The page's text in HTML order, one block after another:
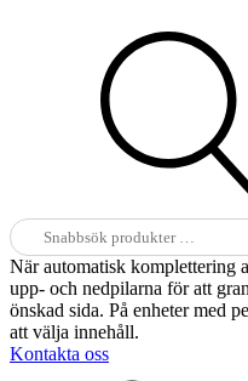
Sök
efter:
När automatisk komplettering
upp- och nedpilarna för att
önskad sida. På enheter med
att välja innehåll.
Kontakta oss